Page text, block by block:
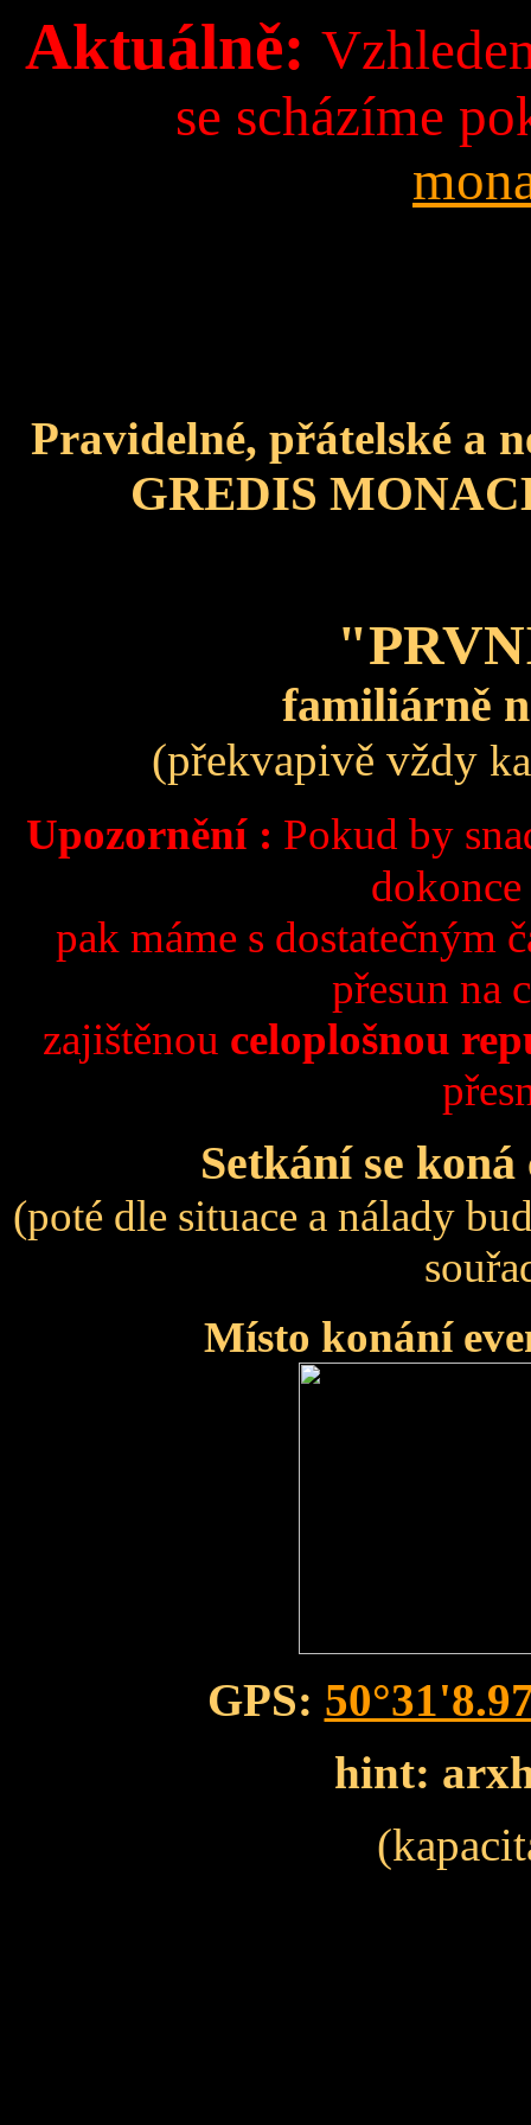
Aktuálně:
se scházíme
Pravidelné, přátelské a
GREDIS
familiárně
(překvapivě vždy
Upozornění : Pokud by
pak máme s dostatečným
přesun na
zajištěnou celoplošnou
Setkání se
(poté dle situace a nálady
Místo konání
GPS:
hint: